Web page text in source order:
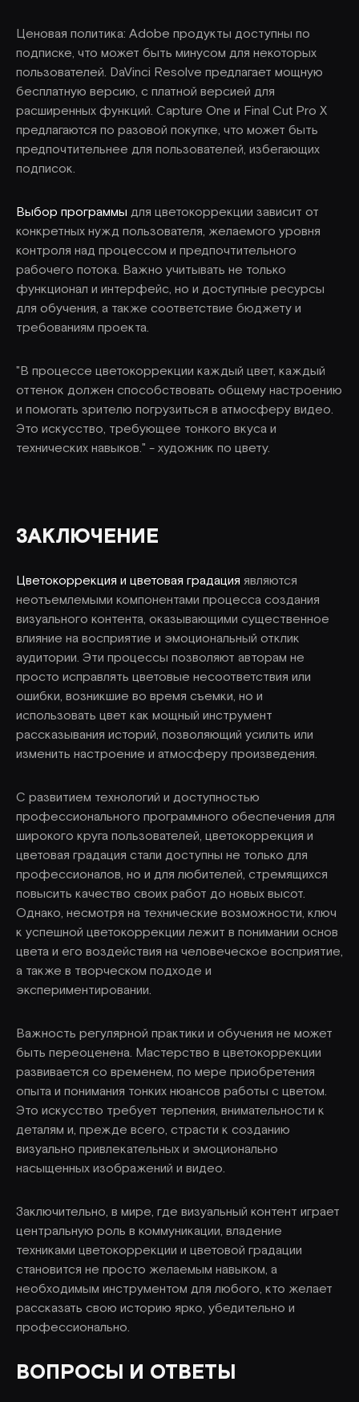
Ценовая политика: Adobe продукты доступны по
подписке, что может быть минусом для некоторых
пользователей. DaVinci Resolve предлагает мощную
бесплатную версию, с платной версией для
расширенных функций. Capture One и Final Cut Pro X
предлагаются по разовой покупке, что может быть
предпочтительнее для пользователей, избегающих
подписок.
Выбор программы для цветокоррекции зависит от
конкретных нужд пользователя, желаемого уровня
контроля над процессом и предпочтительного
рабочего потока. Важно учитывать не только
функционал и интерфейс, но и доступные ресурсы
для обучения, а также соответствие бюджету и
требованиям проекта.
"В процессе цветокоррекции каждый цвет, каждый
оттенок должен способствовать общему настроению
и помогать зрителю погрузиться в атмосферу видео.
Это искусство, требующее тонкого вкуса и
технических навыков." - художник по цвету.
ЗАКЛЮЧЕНИЕ
Цветокоррекция и цветовая градация являются
неотъемлемыми компонентами процесса создания
визуального контента, оказывающими существенное
влияние на восприятие и эмоциональный отклик
аудитории. Эти процессы позволяют авторам не
просто исправлять цветовые несоответствия или
ошибки, возникшие во время съемки, но и
использовать цвет как мощный инструмент
рассказывания историй, позволяющий усилить или
изменить настроение и атмосферу произведения.
С развитием технологий и доступностью
профессионального программного обеспечения для
широкого круга пользователей, цветокоррекция и
цветовая градация стали доступны не только для
профессионалов, но и для любителей, стремящихся
повысить качество своих работ до новых высот.
Однако, несмотря на технические возможности, ключ
к успешной цветокоррекции лежит в понимании основ
цвета и его воздействия на человеческое восприятие,
а также в творческом подходе и
экспериментировании.
Важность регулярной практики и обучения не может
быть переоценена. Мастерство в цветокоррекции
развивается со временем, по мере приобретения
опыта и понимания тонких нюансов работы с цветом.
Это искусство требует терпения, внимательности к
деталям и, прежде всего, страсти к созданию
визуально привлекательных и эмоционально
насыщенных изображений и видео.
Заключительно, в мире, где визуальный контент играет
центральную роль в коммуникации, владение
техниками цветокоррекции и цветовой градации
становится не просто желаемым навыком, а
необходимым инструментом для любого, кто желает
рассказать свою историю ярко, убедительно и
профессионально.
ВОПРОСЫ И ОТВЕТЫ